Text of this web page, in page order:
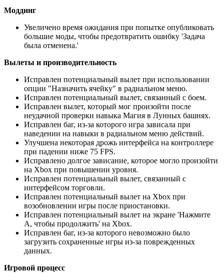
Моддинг
Увеличено время ожидания при попытке опубликовать
большие моды, чтобы предотвратить ошибку 'Задача
была отменена.'
Вылеты и производительность
Исправлен потенциальный вылет при использовании
опции "Назначить ячейку" в радиальном меню.
Исправлен потенциальный вылет, связанный с боем.
Исправлен вылет, который мог произойти после
неудачной проверки навыка Магия в Лунных башнях.
Исправлен баг, из-за которого игра зависала при
наведении на навыки в радиальном меню действий.
Улучшена некоторая дрожь интерфейса на контроллере
при падении ниже 75 FPS.
Исправлено долгое зависание, которое могло произойти
на Xbox при повышении уровня.
Исправлен потенциальный вылет, связанный с
интерфейсом торговли.
Исправлен потенциальный вылет на Xbox при
возобновлении игры после приостановки.
Исправлен потенциальный вылет на экране 'Нажмите
A, чтобы продолжить' на Xbox.
Исправлен баг, из-за которого невозможно было
загрузить сохраненные игры из-за поврежденных
данных.
Игровой процесс